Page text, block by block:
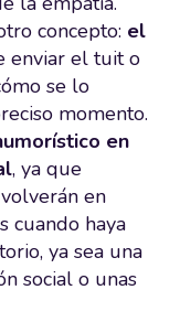
concepto: el
enviar el tuit o
se lo
momento.
en
, ya que
en
cuando haya
ya sea una
social o unas